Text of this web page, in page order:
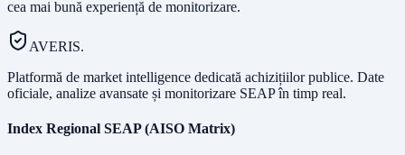
cea mai bună experiență de monitorizare.
AVERIS.
Platformă de market intelligence dedicată achizițiilor publice. Date
oficiale, analize avansate și monitorizare SEAP în timp real.
Index Regional SEAP (AISO Matrix)